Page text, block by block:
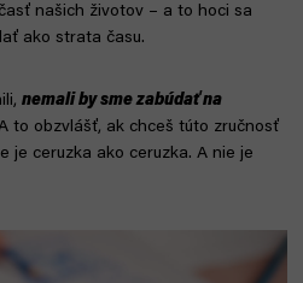
našich životov – a to hoci sa
ako strata času.
nemali by sme zabúdať na
to obzvlášť, ak chceš túto zručnosť
je ceruzka ako ceruzka. A nie je